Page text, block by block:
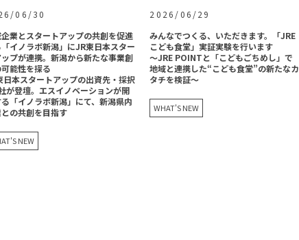
06/30
業とスタートアップの共創を促進
イノラボ新潟」にJR東日本スター
ップが連携。新潟から新たな事業創
能性を探る
日本スタートアップの出資先・採択
が登壇。エスイノベーションが開
「イノラボ新潟」にて、新潟県内
の共創を目指す
NEW
2026/06/29
みんなでつくる、いただきます。「JRE
こども食堂」実証実験を行います
～JRE POINTと「こどもごちめし」で
地域と連携した“こども食堂”の新たなカ
タチを検証～
WHAT'S NEW